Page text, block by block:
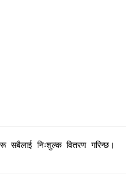
सबैलाई निःशुल्क वितरण गरिन्छ।